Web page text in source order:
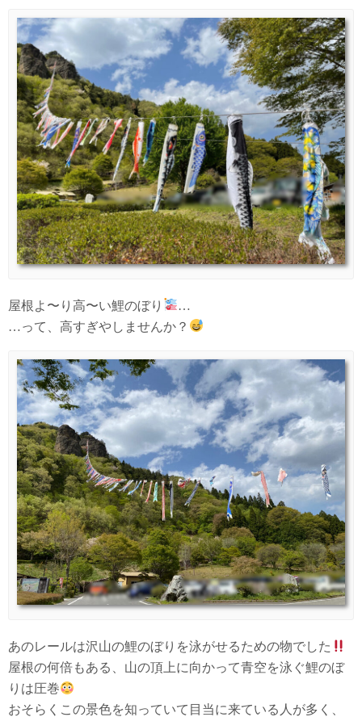
屋根よ〜り高〜い鯉のぼり
…
…って、高すぎやしませんか？
あのレールは沢山の鯉のぼりを泳がせるための物でした
屋根の何倍もある、山の頂上に向かって青空を泳ぐ鯉のぼ
りは圧巻
おそらくこの景色を知っていて目当に来ている人が多く、